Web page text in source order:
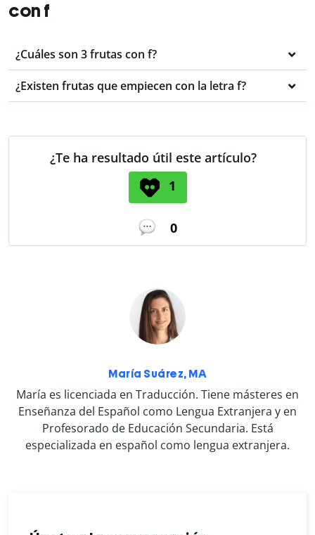
con f
¿Cuáles son 3 frutas con f?
¿Existen frutas que empiecen con la letra f?
¿Te ha resultado útil este artículo?
1
0
María Suárez, MA
María es licenciada en Traducción. Tiene másteres en
Enseñanza del Español como Lengua Extranjera y en
Profesorado de Educación Secundaria. Está
especializada en español como lengua extranjera.